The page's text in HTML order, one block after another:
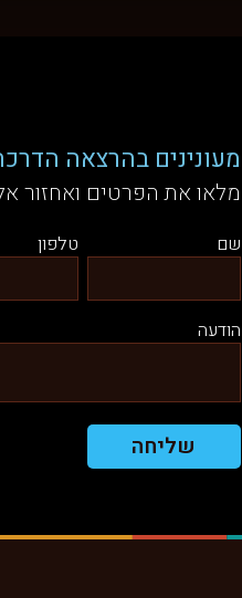
מעונינים בהרצאה
מלאו את הפרטים ואחזור
שם טלפון
הודעה
שליחה